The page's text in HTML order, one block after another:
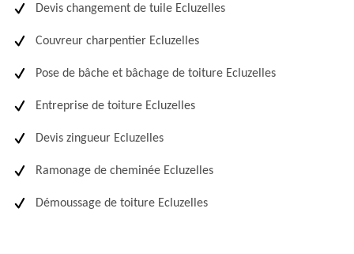
Devis changement de tuile Ecluzelles
Couvreur charpentier Ecluzelles
Pose de bâche et bâchage de toiture Ecluzelles
Entreprise de toiture Ecluzelles
Devis zingueur Ecluzelles
Ramonage de cheminée Ecluzelles
Démoussage de toiture Ecluzelles